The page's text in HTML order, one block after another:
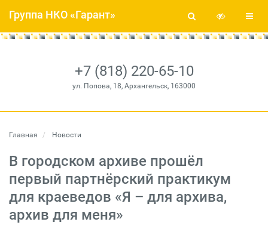
+7 (818) 220-65-10
ул. Попова, 18, Архангельск, 163000
Группа НКО «Гарант»
Главная Новости
В городском архиве прошёл
первый партнёрский практикум
для краеведов «Я – для архива,
архив для меня»